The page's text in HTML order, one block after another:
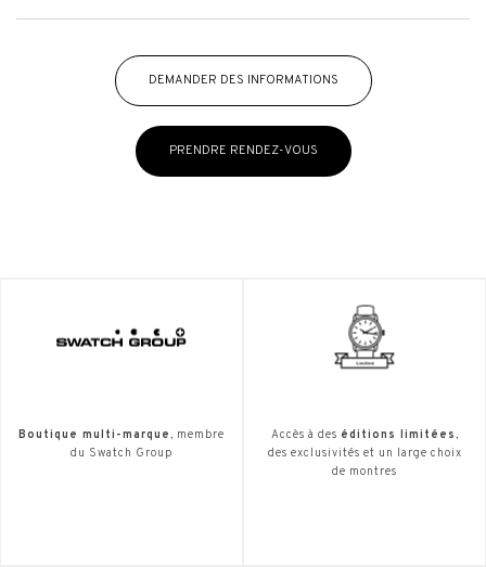
DEMANDER DES INFORMATIONS
PRENDRE RENDEZ-VOUS
Boutique multi-marque, membre
du Swatch Group
Accès à des éditions limitées,
des exclusivités et un large choix
de montres